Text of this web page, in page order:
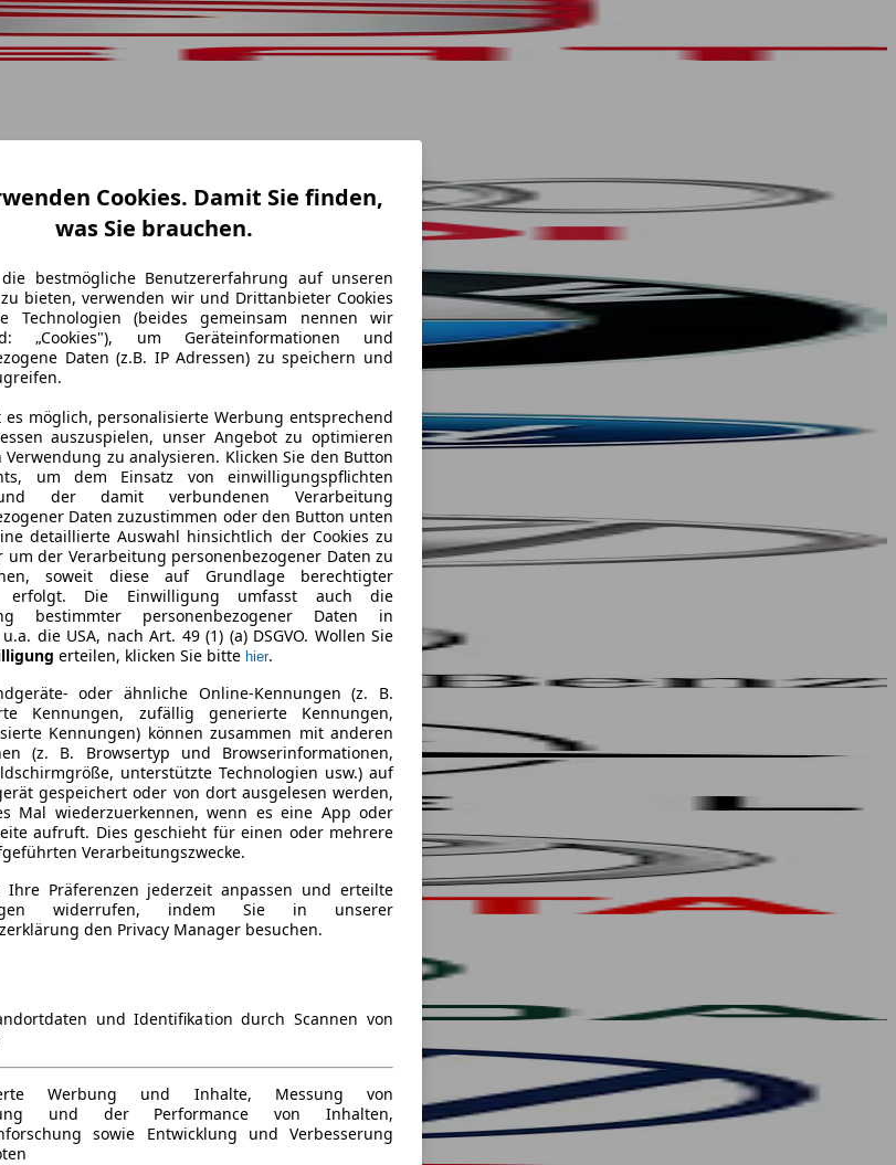
Cookies. Damit Sie finden,
was Sie brauchen.
bestmögliche Benutzererfahrung auf unseren
bieten, verwenden wir und Drittanbieter Cookies
Technologien (beides gemeinsam nennen wir
„Cookies"), um Geräteinformationen und
Daten (z.B. IP Adressen) zu speichern und
es möglich, personalisierte Werbung entsprechend
auszuspielen, unser Angebot zu optimieren
Verwendung zu analysieren. Klicken Sie den Button
um dem Einsatz von einwilligungspflichten
der damit verbundenen Verarbeitung
Daten zuzustimmen oder den Button unten
detaillierte Auswahl hinsichtlich der Cookies zu
um der Verarbeitung personenbezogener Daten zu
soweit diese auf Grundlage berechtigter
erfolgt. Die Einwilligung umfasst auch die
bestimmter personenbezogener Daten in
die USA, nach Art. 49 (1) (a) DSGVO. Wollen Sie
erteilen, klicken Sie bitte hier.
oder ähnliche Online-Kennungen (z. B.
Kennungen, zufällig generierte Kennungen,
Kennungen) können zusammen mit anderen
(z. B. Browsertyp und Browserinformationen,
unterstützte Technologien usw.) auf
gespeichert oder von dort ausgelesen werden,
Mal wiederzuerkennen, wenn es eine App oder
aufruft. Dies geschieht für einen oder mehrere
Verarbeitungszwecke.
Ihre Präferenzen jederzeit anpassen und erteilte
widerrufen, indem Sie in unserer
den Privacy Manager besuchen.
und Identifikation durch Scannen von
Werbung und Inhalte, Messung von
und der Performance von Inhalten,
sowie Entwicklung und Verbesserung